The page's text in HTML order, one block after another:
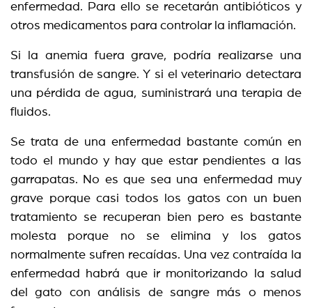
enfermedad. Para ello se recetarán antibióticos y
otros medicamentos para controlar la inflamación.
Si la anemia fuera grave, podría realizarse una
transfusión de sangre. Y si el veterinario detectara
una pérdida de agua, suministrará una terapia de
fluidos.
Se trata de una enfermedad bastante común en
todo el mundo y hay que estar pendientes a las
garrapatas. No es que sea una enfermedad muy
grave porque casi todos los gatos con un buen
tratamiento se recuperan bien pero es bastante
molesta porque no se elimina y los gatos
normalmente sufren recaídas. Una vez contraída la
enfermedad habrá que ir monitorizando la salud
del gato con análisis de sangre más o menos